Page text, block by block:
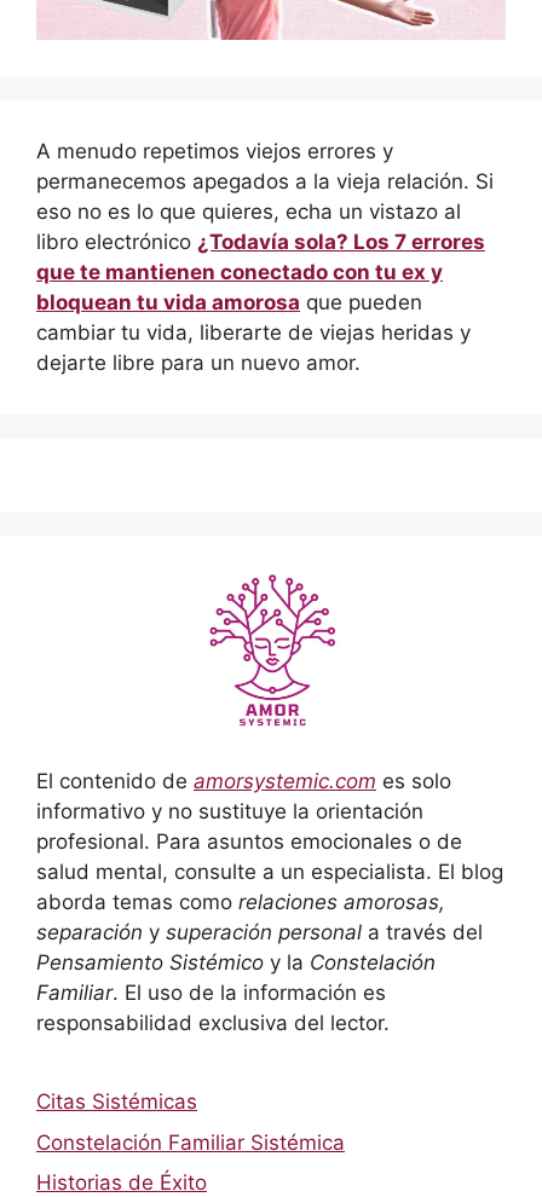
A menudo repetimos viejos errores y
permanecemos apegados a la vieja relación. Si
eso no es lo que quieres, echa un vistazo al
libro electrónico ¿Todavía sola? Los 7 errores
que te mantienen conectado con tu ex y
bloquean tu vida amorosa que pueden
cambiar tu vida, liberarte de viejas heridas y
dejarte libre para un nuevo amor.
El contenido de amorsystemic.com es solo
informativo y no sustituye la orientación
profesional. Para asuntos emocionales o de
salud mental, consulte a un especialista. El blog
aborda temas como relaciones amorosas,
separación y superación personal a través del
Pensamiento Sistémico y la Constelación
Familiar. El uso de la información es
responsabilidad exclusiva del lector.
Citas Sistémicas
Constelación Familiar Sistémica
Historias de Éxito